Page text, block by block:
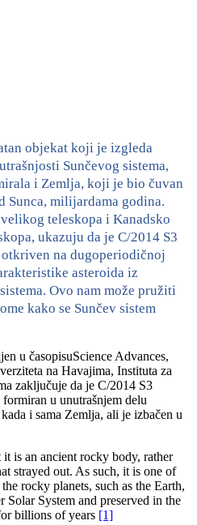
objekat koji je izgleda
Sunčevog sistema,
i Zemlja, koji je bio čuvan
Sunca, milijardama godina.
velikog teleskopa i Kanadsko
ukazuju da je C/2014 S3
na dugoperiodičnoj
asteroida iz
Ovo nam može pružiti
kako se Sunčev sistem
u časopisuScience Advances,
na Havajima, Instituta za
zaključuje da je C/2014 S3
u unutrašnjem delu
i sama Zemlja, ali je izbačen u
is an ancient rocky body, rather
strayed out. As such, it is one of
rocky planets, such as the Earth,
Solar System and preserved in the
billions of years [1]